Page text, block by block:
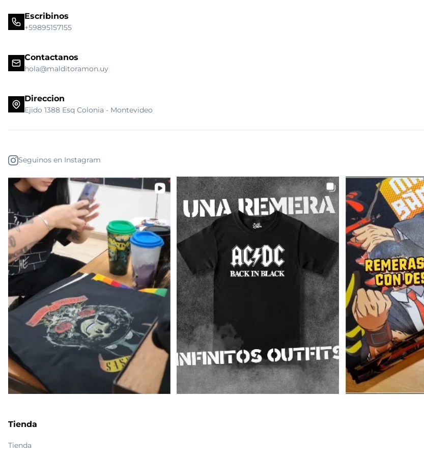
Escribinos
+59895157155
Contactanos
hola@malditoramon.uy
Direccion
Ejido 1388 Esq Colonia - Montevideo
Seguinos en Instagram
Tienda
Tienda